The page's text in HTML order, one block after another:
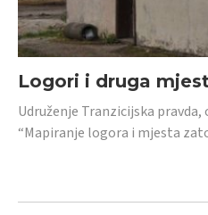
Logori i druga
Udruženje Tranzicijska
“Mapiranje logora i mjesta